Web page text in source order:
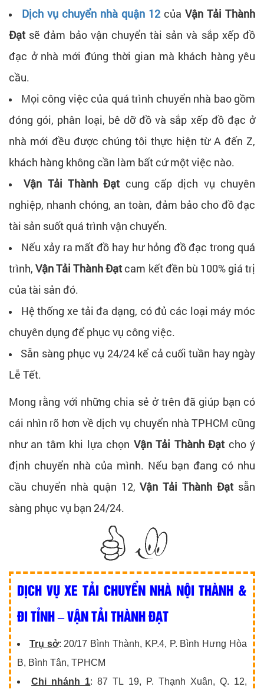
Dịch vụ chuyển nhà quận 12 của Vận Tải Thành
Đạt sẽ đảm bảo vận chuyển tài sản và sắp xếp đồ
đạc ở nhà mới đúng thời gian mà khách hàng yêu
cầu.
Mọi công việc của quá trình chuyển nhà bao gồm
đóng gói, phân loại, bê dỡ đồ và sắp xếp đồ đạc ở
nhà mới đều được chúng tôi thực hiện từ A đến Z,
khách hàng không cần làm bất cứ một việc nào.
Vận Tải Thành Đạt cung cấp dịch vụ chuyên
nghiệp, nhanh chóng, an toàn, đảm bảo cho đồ đạc
tài sản suốt quá trình vận chuyển.
Nếu xảy ra mất đồ hay hư hỏng đồ đạc trong quá
trình,Vận Tải Thành Đạtcam kết đền bù 100% giá trị
của tài sản đó.
Hệ thống xe tải đa dạng, có đủ các loại máy móc
chuyên dụng để phục vụ công việc.
Sẵn sàng phục vụ 24/24 kể cả cuối tuần hay ngày
Lễ Tết.
Mong rằng với những chia sẻ ở trên đã giúp bạn có
cái nhìn rõ hơn về dịch vụ chuyển nhà TPHCM cũng
như an tâm khi lựa chọn Vận Tải Thành Đạt cho ý
định chuyển nhà của mình. Nếu bạn đang có nhu
cầu chuyển nhà quận 12,Vận Tải Thành Đạt sẵn
sàng phục vụ bạn 24/24.
DỊCH VỤ XE TẢI CHUYỂN NHÀ NỘI THÀNH &
ĐI TỈNH – VẬN TẢI THÀNH ĐẠT
Trụ sở: 20/17 Bình Thành, KP.4, P. Bình Hưng Hòa
B, Bình Tân, TPHCM
Chi nhánh 1: 87 TL 19, P. Thạnh Xuân, Q. 12,